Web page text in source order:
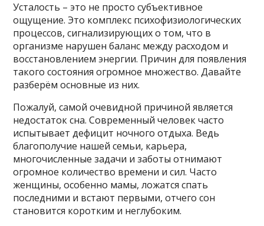
Усталость – это не просто субъективное
ощущение. Это комплекс психофизиологических
процессов, сигнализирующих о том, что в
организме нарушен баланс между расходом и
восстановлением энергии. Причин для появления
такого состояния огромное множество. Давайте
разберём основные из них.
Пожалуй, самой очевидной причиной является
недостаток сна. Современный человек часто
испытывает дефицит ночного отдыха. Ведь
благополучие нашей семьи, карьера,
многочисленные задачи и заботы отнимают
огромное количество времени и сил. Часто
женщины, особенно мамы, ложатся спать
последними и встают первыми, отчего сон
становится коротким и неглубоким.